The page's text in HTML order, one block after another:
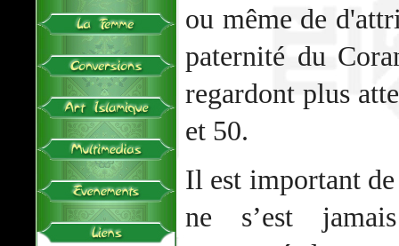
ou même de
paternité du
regardont plus
et 50.
Il est important
ne s’est